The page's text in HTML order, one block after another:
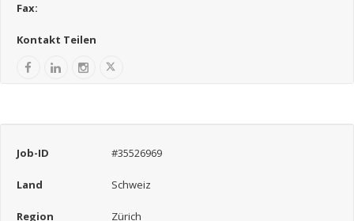
Fax:
Kontakt Teilen
Job-ID #35526969
Land Schweiz
Region Zürich